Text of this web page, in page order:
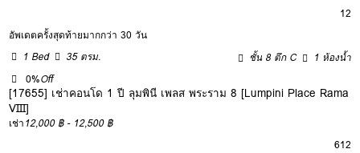
12
อัพเดตครั้งสุดท้ายมากกว่า 30 วัน
1 Bed
35 ตรม. ชั้น 8 ตึก C
1 ห้องน้ำ
0%Off
[17655] เช่าคอนโด 1 ปี ลุมพินี เพลส พระราม 8 [Lumpini Place Rama
VIII]
เช่า12,000 ฿ - 12,500 ฿
612